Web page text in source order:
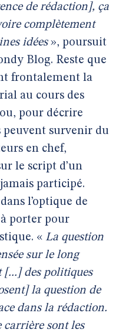
de rédaction], ça
complètement
idées», poursuit
Blog. Reste que
frontalement la
au cours des
pour décrire
peuvent survenir du
en chef,
le script d’un
participé.
l’optique de
porter pour
« La question
sur le long
[...] des politiques
la question de
dans la rédaction.
carrière sont les